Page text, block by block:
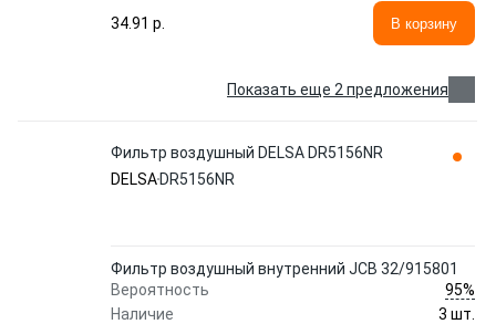
34.91 p.
В корзину
Показать еще 2 предложения
Фильтр воздушный DELSA DR5156NR
DELSA DR5156NR
Фильтр воздушный внутренний JCB 32/915801
Вероятность
95%
Наличие
3 шт.